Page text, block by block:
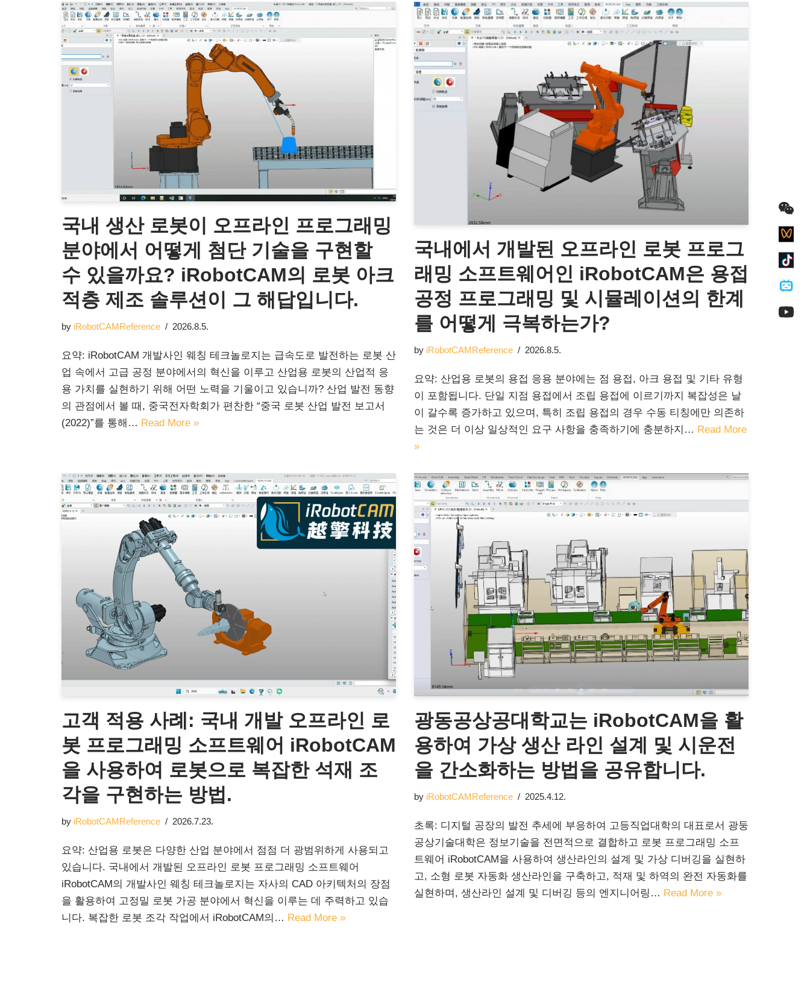
국내 생산 로봇이 오프라인 프로그래밍
분야에서 어떻게 첨단 기술을 구현할
수 있을까요? iRobotCAM의 로봇 아크
적층 제조 솔루션이 그 해답입니다.
by iRobotCAMReference 2026.8.5.
요약: iRobotCAM 개발사인 웨칭 테크놀로지는 급속도로 발전하는 로봇 산
업 속에서 고급 공정 분야에서의 혁신을 이루고 산업용 로봇의 산업적 응
용 가치를 실현하기 위해 어떤 노력을 기울이고 있습니까? 산업 발전 동향
의 관점에서 볼 때, 중국전자학회가 편찬한 “중국 로봇 산업 발전 보고서
(2022)”를 통해… Read More »
국내에서 개발된 오프라인 로봇 프로그
래밍 소프트웨어인 iRobotCAM은 용접
공정 프로그래밍 및 시뮬레이션의 한계
를 어떻게 극복하는가?
by iRobotCAMReference 2026.8.5.
요약: 산업용 로봇의 용접 응용 분야에는 점 용접, 아크 용접 및 기타 유형
이 포함됩니다. 단일 지점 용접에서 조립 용접에 이르기까지 복잡성은 날
이 갈수록 증가하고 있으며, 특히 조립 용접의 경우 수동 티칭에만 의존하
는 것은 더 이상 일상적인 요구 사항을 충족하기에 충분하지… Read More
»
고객 적용 사례: 국내 개발 오프라인 로
봇 프로그래밍 소프트웨어 iRobotCAM
을 사용하여 로봇으로 복잡한 석재 조
각을 구현하는 방법.
by iRobotCAMReference 2026.7.23.
요약: 산업용 로봇은 다양한 산업 분야에서 점점 더 광범위하게 사용되고
있습니다. 국내에서 개발된 오프라인 로봇 프로그래밍 소프트웨어
iRobotCAM의 개발사인 웨칭 테크놀로지는 자사의 CAD 아키텍처의 장점
을 활용하여 고정밀 로봇 가공 분야에서 혁신을 이루는 데 주력하고 있습
니다. 복잡한 로봇 조각 작업에서 iRobotCAM의… Read More »
광동공상공대학교는 iRobotCAM을 활
용하여 가상 생산 라인 설계 및 시운전
을 간소화하는 방법을 공유합니다.
by iRobotCAMReference 2025.4.12.
초록: 디지털 공장의 발전 추세에 부응하여 고등직업대학의 대표로서 광둥
공상기술대학은 정보기술을 전면적으로 결합하고 로봇 프로그래밍 소프
트웨어 iRobotCAM을 사용하여 생산라인의 설계 및 가상 디버깅을 실현하
고, 소형 로봇 자동화 생산라인을 구축하고, 적재 및 하역의 완전 자동화를
실현하며, 생산라인 설계 및 디버깅 등의 엔지니어링… Read More »